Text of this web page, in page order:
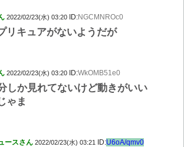
2022/02/23(水) 03:20 ID:NGCMNROc0
リキュアがないようだが
2022/02/23(水) 03:20 ID:WkOMB51e0
しか見れてないけど動きがいい
ゃま
ースさん 2022/02/23(水) 03:21 ID:U6oA/qmv0